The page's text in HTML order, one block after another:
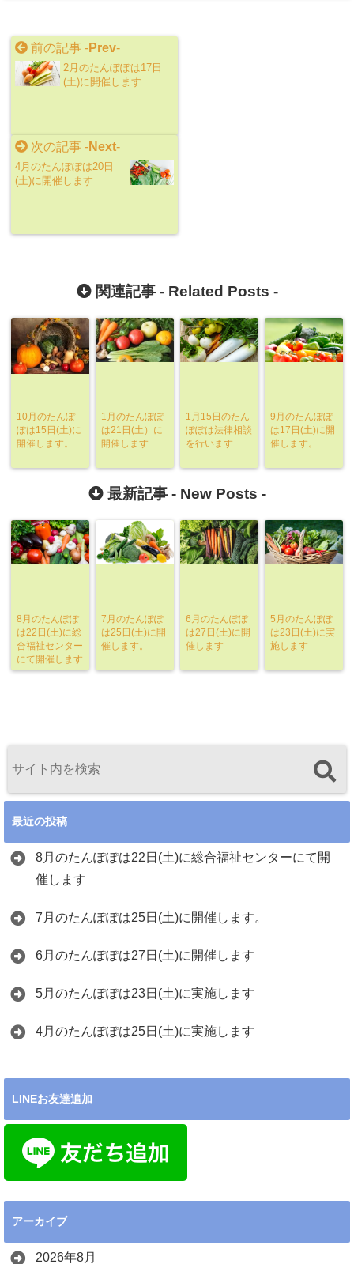
前の記事 -Prev-
2月のたんぽぽは17日
(土)に開催します
次の記事 -Next-
4月のたんぽぽは20日
(土)に開催します
関連記事 - Related Posts -
10月のたんぽ
ぽは15日(土)に
開催します。
1月のたんぽぽ
は21日(土）に
開催します
1月15日のたん
ぽぽは法律相談
を行います
9月のたんぽぽ
は17日(土)に開
催します。
最新記事 - New Posts -
8月のたんぽぽ
は22日(土)に総
合福祉センター
にて開催します
7月のたんぽぽ
は25日(土)に開
催します。
6月のたんぽぽ
は27日(土)に開
催します
5月のたんぽぽ
は23日(土)に実
施します
最近の投稿
8月のたんぽぽは22日(土)に総合福祉センターにて開
催します
7月のたんぽぽは25日(土)に開催します。
6月のたんぽぽは27日(土)に開催します
5月のたんぽぽは23日(土)に実施します
4月のたんぽぽは25日(土)に実施します
LINEお友達追加
アーカイブ
2026年8月